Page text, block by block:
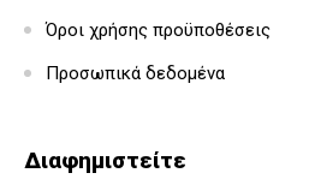
Όροι χρήσης προϋποθέσεις
Προσωπικά δεδομένα
Διαφημιστείτε